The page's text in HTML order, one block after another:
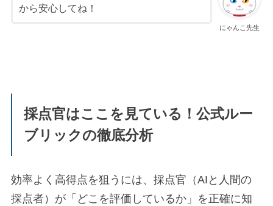
にゃんこ先生
から安心してね！
採点官はここを見ている！公式ルー
ブリックの徹底分析
効率よく高得点を狙うには、採点官（AIと人間の
採点者）が「どこを評価しているか」を正確に知